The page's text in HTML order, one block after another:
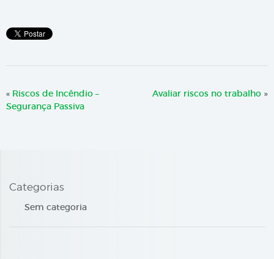
« Riscos de Incêndio –
Segurança Passiva
Avaliar riscos no trabalho »
Categorias
Sem categoria